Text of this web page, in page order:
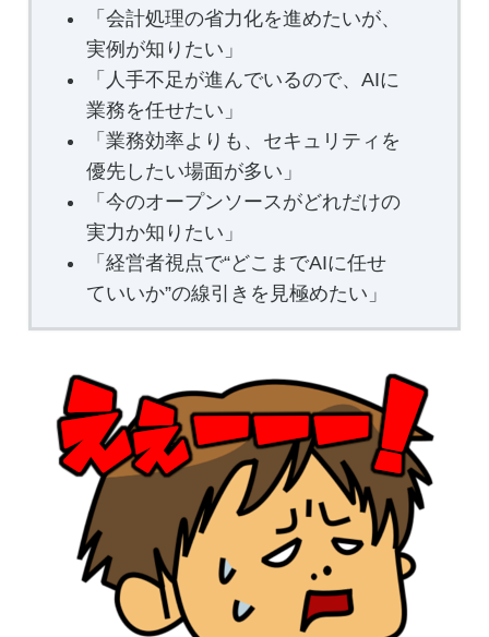
「会計処理の省力化を進めたいが、
実例が知りたい」
「人手不足が進んでいるので、AIに
業務を任せたい」
「業務効率よりも、セキュリティを
優先したい場面が多い」
「今のオープンソースがどれだけの
実力か知りたい」
「経営者視点で“どこまでAIに任せ
ていいか”の線引きを見極めたい」